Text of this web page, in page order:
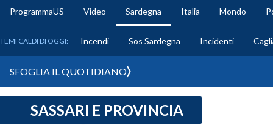
CRONACA SARDEGNA
ProgrammaUS Video Sardegna Italia Mondo
TEMI CALDI DI OGGI: Incendi Sos Sardegna Incidenti
SFOGLIA IL QUOTIDIANO
SASSARI E PROVINCIA